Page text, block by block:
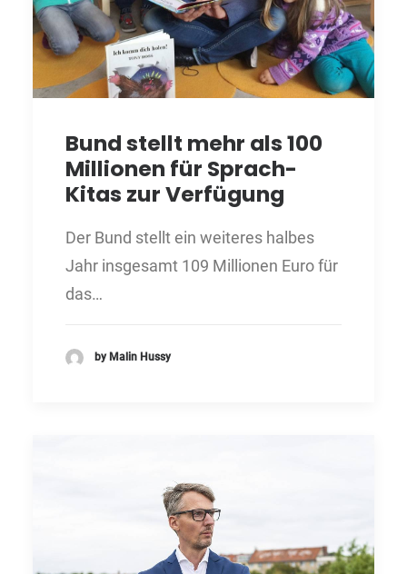
Bund stellt mehr als 100
Millionen für Sprach-
Kitas zur Verfügung
Der Bund stellt ein weiteres halbes
Jahr insgesamt 109 Millionen Euro für
das…
by Malin Hussy